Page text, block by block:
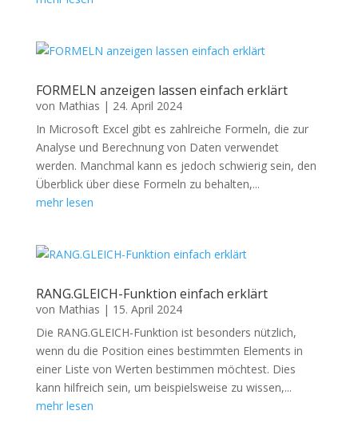
FORMELN anzeigen lassen einfach erklärt
von Mathias | 24. April 2024
In Microsoft Excel gibt es zahlreiche Formeln, die zur
Analyse und Berechnung von Daten verwendet
werden. Manchmal kann es jedoch schwierig sein, den
Überblick über diese Formeln zu behalten,...
mehr lesen
RANG.GLEICH-Funktion einfach erklärt
von Mathias | 15. April 2024
Die RANG.GLEICH-Funktion ist besonders nützlich,
wenn du die Position eines bestimmten Elements in
einer Liste von Werten bestimmen möchtest. Dies
kann hilfreich sein, um beispielsweise zu wissen,...
mehr lesen